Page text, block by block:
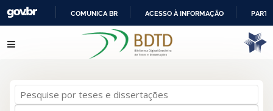
IR
PARA
COMUNICA BR ACESSO À INFORMAÇÃO
resultados de 1para a busca '
Aires, Murilo
Thomas
Pular para o conteúdo